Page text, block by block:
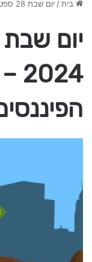
בית/יום שבת 28 ספטמבר 2024 – חם בעולם הפיננסים